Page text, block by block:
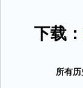
下载：